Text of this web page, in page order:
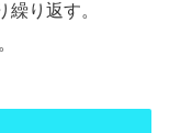
り返す。